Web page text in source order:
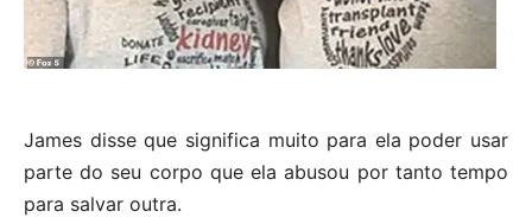
James disse que significa muito para ela poder usar
parte do seu corpo que ela abusou por tanto tempo
para salvar outra.